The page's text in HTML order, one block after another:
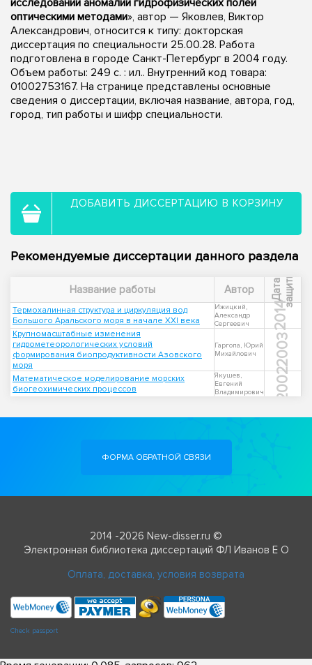
оптическими методами», автор — Яковлев, Виктор
Александрович, относится к типу: докторская
диссертация по специальности 25.00.28. Работа
подготовлена в городе Санкт-Петербург в 2004 году.
Объем работы: 249 с. : ил.. Внутренний код товара:
01002753167. На странице представлены основные
сведения о диссертации, включая название, автора, год,
город, тип работы и шифр специальности.
ДОБАВИТЬ ДИССЕРТАЦИЮ В КОРЗИНУ
Рекомендуемые диссертации данного раздела
Название работы Автор Д
а
т
а
з
а
щ
и
т ы
Термохалинная структура и циркуляция вод
Большого Аральского моря в начале XXI века
Ижицкий,
Александр
Сергеевич
2014
Крупномасштабные изменения
гидрометеорологических условий
формирования биопродуктивности Азовского
моря
Гаргопа, Юрий
Михайлович
2003
Математическое моделирование морских
биогеохимических процессов
Якушев,
Евгений
Владимирович
2002
ФОРМА ОБРАТНОЙ СВЯЗИ
2014 -2026 New-disser.ru ©
Электронная библиотека диссертаций ФЛ Иванов Е О
Оплата, доставка, условия возврата
Check passport